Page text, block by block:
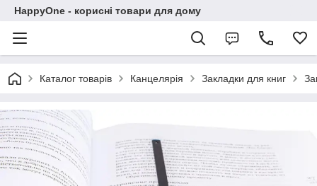
HappyOne - корисні товари для дому
Каталог товарів Канцелярія Закладки для книг